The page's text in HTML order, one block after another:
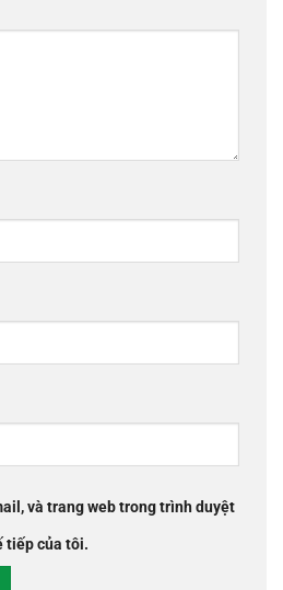
và trang web trong trình duyệt
tiếp của tôi.